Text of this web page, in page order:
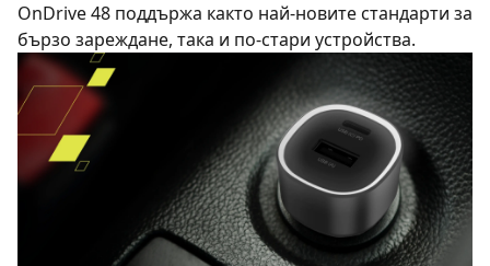
OnDrive 48 поддържа както най-новите стандарти за
бързо зареждане, така и по-стари устройства.